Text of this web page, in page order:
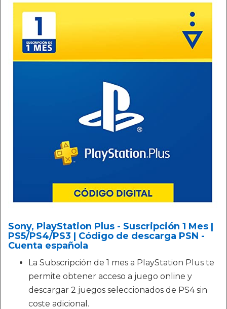
Sony, PlayStation Plus - Suscripción 1 Mes |
PS5/PS4/PS3 | Código de descarga PSN -
Cuenta española
La Subscripción de 1 mes a PlayStation Plus te
permite obtener acceso a juego online y
descargar 2 juegos seleccionados de PS4 sin
coste adicional.